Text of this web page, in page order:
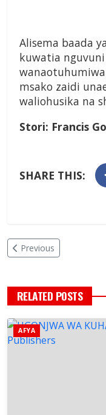
Alisema baada
kuwatia
msako zaidi
waliohusika na
Stori: Francis
SHARE THIS:
Previous
RELATED POSTS
AFYA